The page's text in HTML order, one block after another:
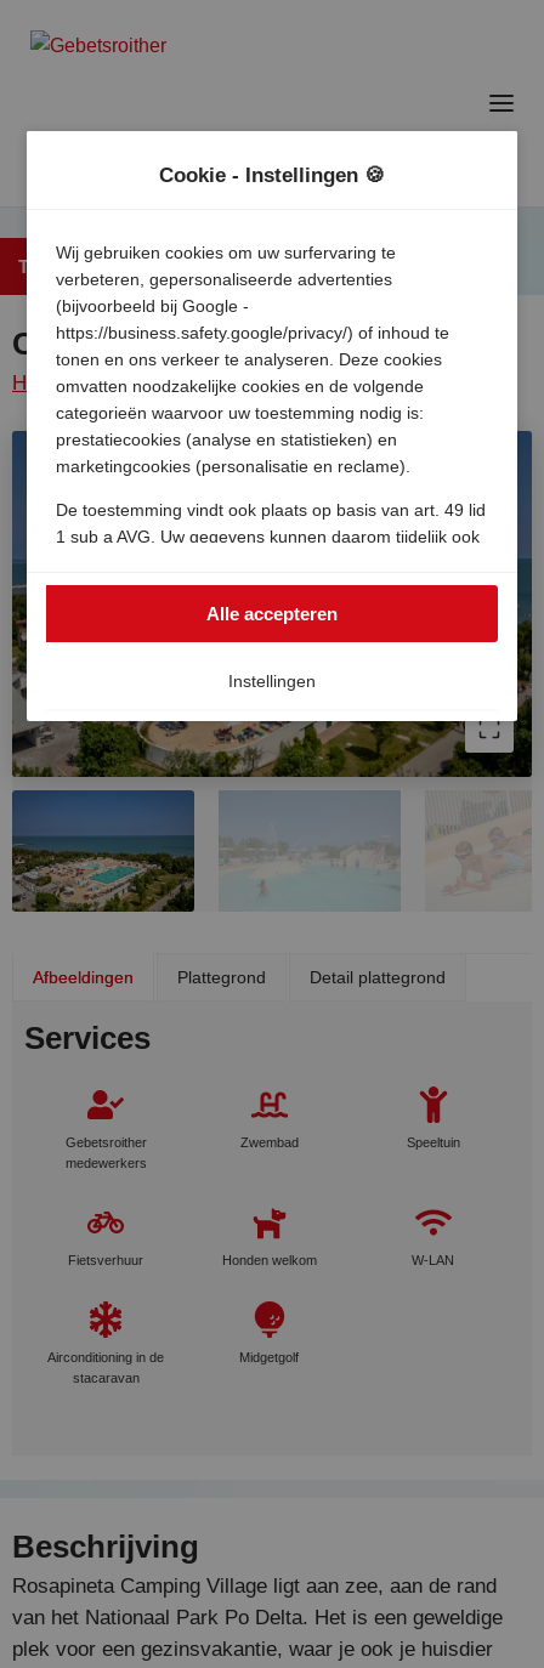
Terug naar het overzicht
Camping Village Rosapineta
Home / Italie / Adriatische
kust /
Venetie / Rosapineta
camping village
Afbeeldingen Plattegrond Detail plattegrond
Services
Gebetsroither
medewerkers
Zwembad Speeltuin
Fietsverhuur Honden welkom W-LAN
Airconditioning in de
stacaravan
Midgetgolf
Beschrijving
Rosapineta Camping Village ligt aan zee, aan de rand
van het Nationaal Park Po Delta. Het is een geweldige
plek voor een gezinsvakantie, waar je ook je huisdier
Cookie - Instellingen 🍪
Wij gebruiken cookies om uw surfervaring te
verbeteren, gepersonaliseerde advertenties
(bijvoorbeeld bij Google -
https://business.safety.google/privacy/) of inhoud te
tonen en ons verkeer te analyseren. Deze cookies
omvatten noodzakelijke cookies en de volgende
categorieën waarvoor uw toestemming nodig is:
prestatiecookies (analyse en statistieken) en
marketingcookies (personalisatie en reclame).
De toestemming vindt ook plaats op basis van art. 49 lid
1 sub a AVG. Uw gegevens kunnen daarom tijdelijk ook
In dat geval kan het hoge Europese niveau van
gegevensbescherming niet volledig worden
gegarandeerd en bestaat het risico dat Amerikaanse
toezichtdoeleinden, zonder dat er doeltreffende
rechtsmiddelen beschikbaar zijn. U kunt uw
toestemming op elk moment intrekken.
Instellingen
Alle accepteren